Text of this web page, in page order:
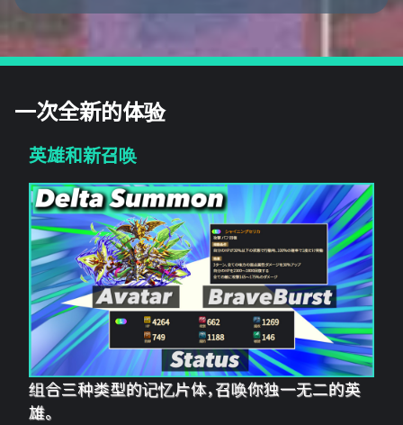
一次全新的体验
英雄和新召唤
组合三种类型的记忆片体，召唤你独一无二的英
雄。